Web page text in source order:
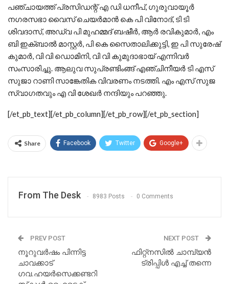
പഞ്ചായത്ത് പ്രസിഡന്റ് എ ഡി ധനീപ്, ഗുരുവായൂര്‍
നഗരസഭാ വൈസ് ചെയര്‍മാന്‍ കെ പി വിനോദ്, ടി ടി
ശിവദാസ്, അഡ്വ പി മുഹമ്മദ് ബഷീര്‍, ആര്‍ രവികുമാര്‍, എം
ബി ഇക്ബാല്‍ മാസ്റ്റര്‍, പി കെ സൈതാലിക്കുട്ടി, ഇ പി സുരേഷ്
കുമാര്‍, വി വി ഡൊമിനി, വി വി കുമുദാഭായ് എന്നിവര്‍
സംസാരിച്ചു. ആലുവ സുപ്രണ്ടിംങ്ങ് എഞ്ചിനീയര്‍ ടി എസ്
സുജാ റാണി സാങ്കേതിക വിവരണം നടത്തി. എം എസ് സുജ
സ്വാഗതവും എ വി ശേഖര്‍ നന്ദിയും പറഞ്ഞു.
[/et_pb_text][/et_pb_column][/et_pb_row][/et_pb_section]
Share Facebook Twitter Google+
From The Desk 8983 Posts 0 Comments
PREV POST
നൂറുവര്‍ഷം പിന്നിട്ട
ചാവക്കാട്
ഗവ.ഹയര്‍സെക്കണ്ടറി
NEXT POST
ഫിറ്റ്നസില്‍ ചാമ്പ്യന്‍
ട്രിപ്പിള്‍ എച്ച് തന്നെ